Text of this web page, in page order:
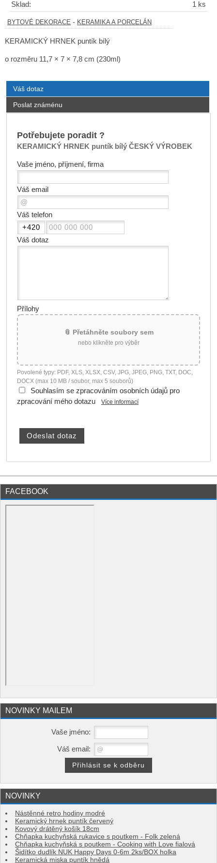
Sklad:
1 ks
BYTOVÉ DEKORACE - KERAMIKA A PORCELÁN
KERAMICKÝ HRNEK puntík bílý
o rozměru 11,7 × 7 × 7,8 cm (230ml)
Váš dotaz
Poslat známénu
Potřebujete poradit ?
KERAMICKÝ HRNEK puntík bílý ČESKÝ VÝROBEK
Vaše jméno, příjmení, firma
Váš email
Váš telefon
Váš dotaz
Přílohy
📎 Přetáhněte soubory sem
nebo klikněte pro výběr
Povolené typy: PDF, XLS, XLSX, CSV, JPG, JPEG, PNG, TXT, DOC,
DOCX (max 10 MB / soubor, max 5 souborů)
Souhlasím se zpracováním osobních údajů pro
zpracování mého dotazu
Více informací
FACEBOOK
NOVINKY MAILEM
Vaše jméno:
Váš email:
NOVINKY
Nástěnné retro hodiny modré
Keramický hrnek puntík červený
Kovový drátěný košík 18cm
Chňapka kuchyňská rukavice s poutkem - Folk zelená
Chňapka kuchyňská s poutkem - Cooking with Love fialová
Šidítko dudlík NUK Happy Days 0-6m 2ks/BOX holka
Keramická miska puntík hnědá